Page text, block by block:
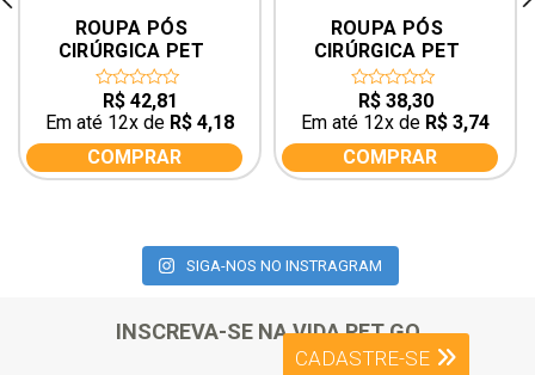
ROUPA PÓS
CIRÚRGICA PET
CASTRAÇÃO FÊMEA
Nº8 DE 9 A 12KG –
COR AZUL
out
of
5
R$42,81
Em até 12x de R$ 4,18
COMPRAR
ROUPA PÓS
CIRÚRGICA PET
CASTRAÇÃO FÊMEA
Nº6 DE 6 A 9KG – COR
VERDE
out
of
5
R$38,30
Em até 12x de R$ 3,74
COMPRAR
SIGA-NOS NO INSTRAGRAM
INSCREVA-SE NA VIDA PET GO
CADASTRE-SE